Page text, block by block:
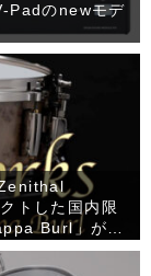
Padのnewモデ
トした国内限
Burl」が発